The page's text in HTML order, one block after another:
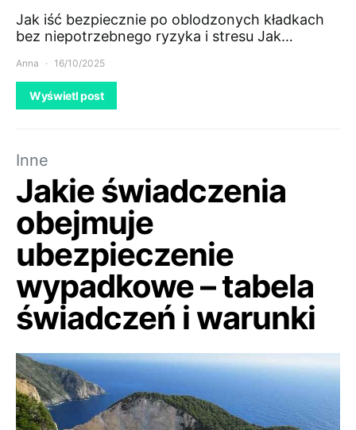
Jak iść bezpiecznie po oblodzonych kładkach
bez niepotrzebnego ryzyka i stresu Jak…
Anna 16/10/2025
Wyświetl post
Inne
Jakie świadczenia
obejmuje
ubezpieczenie
wypadkowe – tabela
świadczeń i warunki